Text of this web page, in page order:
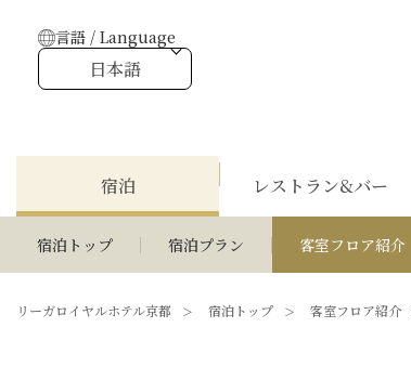
言語 / Language
日本語
宿泊 レストラン&バー
宿泊トップ 宿泊プラン 客室フロア紹介
リーガロイヤルホテル京都 宿泊トップ 客室フロア紹介